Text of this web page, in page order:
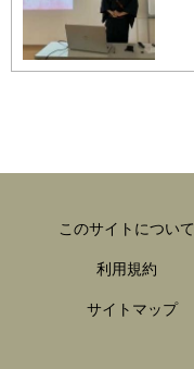
このサイトについて
利用規約
サイトマップ